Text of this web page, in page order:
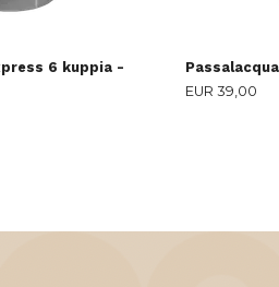
6 kuppia -
EUR 39,00